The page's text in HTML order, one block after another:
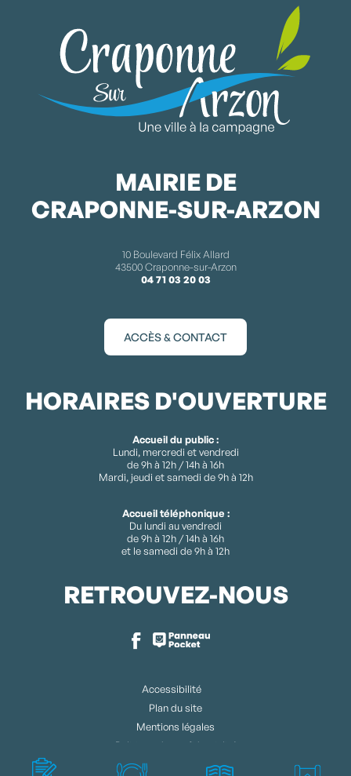
MAIRIE DE
CRAPONNE-SUR-ARZON
10 Boulevard Félix Allard
43500 Craponne-sur-Arzon
04 71 03 20 03
ACCÈS & CONTACT
HORAIRES D'OUVERTURE
Accueil du public :
Lundi, mercredi et vendredi
de 9h à 12h / 14h à 16h
Mardi, jeudi et samedi de 9h à 12h
Accueil téléphonique :
Du lundi au vendredi
de 9h à 12h / 14h à 16h
et le samedi de 9h à 12h
RETROUVEZ-NOUS
Accessibilité
Plan du site
Mentions légales
Politique de confidentialité
Gérer les cookies